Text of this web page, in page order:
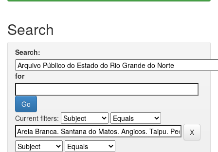
Search
Search:
for
Current filters: